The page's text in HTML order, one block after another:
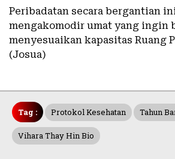
Peribadatan secara bergantian
mengakomodir umat yang ingin
menyesuaikan kapasitas Ruang
(Josua)
Tag : Protokol Kesehatan Tahun
Vihara Thay Hin Bio